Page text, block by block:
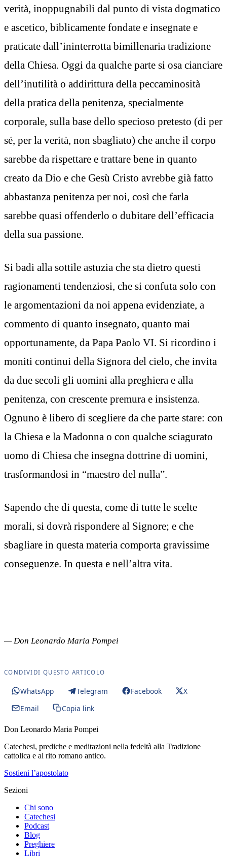
verità, inoppugnabili dal punto di vista dogmatico
e ascetico, biblicamente fondate e insegnate e
praticate dall’ininterrotta bimillenaria tradizione
della Chiesa. Oggi da qualche parte si osa cianciare
dell’inutilità o addirittura della peccaminosità
della pratica della penitenza, specialmente
corporale, sulla base dello specioso pretesto (di per
sé, per la verità, non sbagliato) che anche il corpo
sarebbe da rispettare e trattare bene in quanto
creato da Dio e che Gesù Cristo avrebbe già fatto
abbastanza penitenza per noi, così che farla
sarebbe quasi offenderlo o dubitare dell’efficacia
della sua passione.
Si badi alla sottile astuzia che sta dietro questi
ragionamenti tendenziosi, che si confuta solo con
le argomentazioni da noi appena evidenziate, a
commento di quanto insegnato, quanto mai
opportunamente, da Papa Paolo VI. Si ricordino i
moniti continui della Signora del cielo, che invita
da due secoli gli uomini alla preghiera e alla
penitenza, con crescente premura e insistenza.
Ognuno è libero di scegliere da che parte stare: con
la Chiesa e la Madonna o con qualche sciagurato
uomo di Chiesa che insegna dottrine di uomini,
trasformandosi in “maestro del nulla”.
Sapendo che di questa, come di tutte le scelte
morali, si dovrà rispondere al Signore; e che
sbagliare in questa materia comporta gravissime
conseguenze. In questa e nell’altra vita.
— Don Leonardo Maria Pompei
CONDIVIDI QUESTO ARTICOLO
WhatsApp Telegram Facebook
X
Email
Copia link
Don Leonardo Maria Pompei
Catechesi, prediche e meditazioni nella fedeltà alla Tradizione
cattolica e al rito romano antico.
Sostieni l’apostolato
Sezioni
Chi sono
Catechesi
Podcast
Blog
Preghiere
Libri